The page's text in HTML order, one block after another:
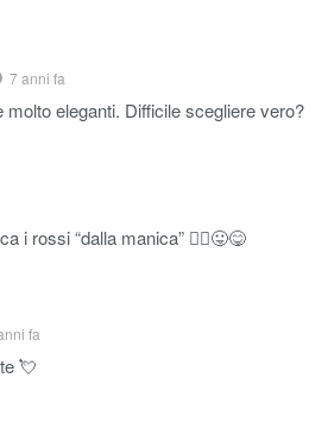
7 anni fa
molto eleganti. Difficile scegliere vero?
i rossi “dalla manica” 🙆‍♀️😛😋
fa
💘